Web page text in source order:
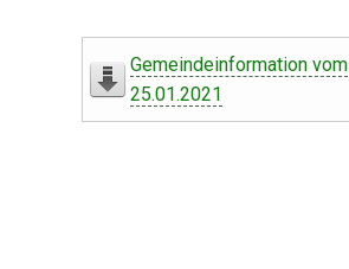
Gemeindeinformation vom
25.01.2021